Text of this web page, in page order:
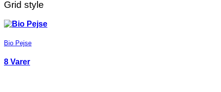
Grid style
Bio Pejse
8 Varer